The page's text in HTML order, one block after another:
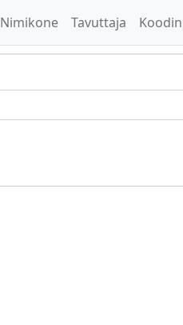
Nimikone Tavuttaja